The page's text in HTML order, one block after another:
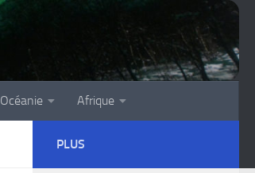
Océanie Afrique
PLUS